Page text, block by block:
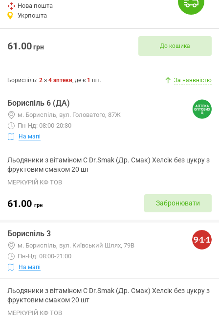
Нова пошта
Укрпошта
61.00грн До кошика
Бориспіль: 2 з 4 аптеки, де є 1 шт. За наявністю
Бориспіль 6 (ДА)
м. Бориспіль, вул. Головатого, 87Ж
Пн-Нд: 08:00-20:30
На мапі
Льодяники з вітаміном С Dr.Smak (Др. Смак) Хелсік без цукру з
фруктовим смаком 20 шт
МЕРКУРІЙ КФ ТОВ
61.00 грн Забронювати
Бориспіль 3
м. Бориспіль, вул. Київський Шлях, 79В
Пн-Нд: 08:00-21:00
На мапі
Льодяники з вітаміном С Dr.Smak (Др. Смак) Хелсік без цукру з
фруктовим смаком 20 шт
МЕРКУРІЙ КФ ТОВ